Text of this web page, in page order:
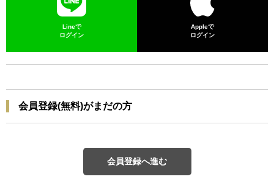
Lineで
ログイン
Appleで
ログイン
会員登録(無料)がまだの方
会員登録へ進む